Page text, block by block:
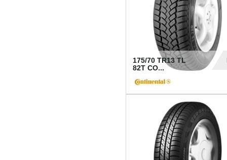
175/70 TR13 TL
82T CO...